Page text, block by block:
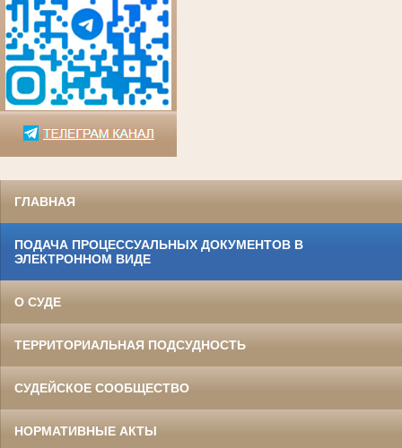
ГЛАВНАЯ
ПОДАЧА ПРОЦЕССУАЛЬНЫХ ДОКУМЕНТОВ В
ЭЛЕКТРОННОМ ВИДЕ
О СУДЕ
ТЕРРИТОРИАЛЬНАЯ ПОДСУДНОСТЬ
СУДЕЙСКОЕ СООБЩЕСТВО
НОРМАТИВНЫЕ АКТЫ